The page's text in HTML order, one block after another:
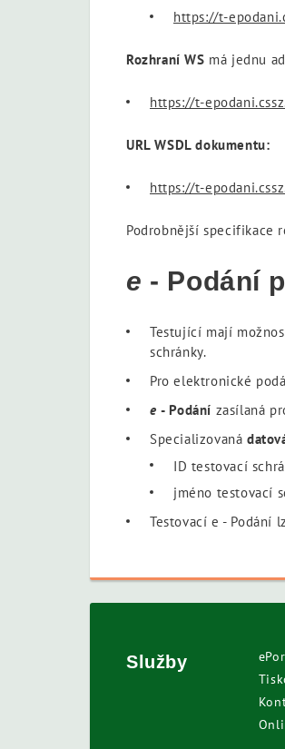
https://t-
Rozhraní WS má jednu
https://t-
URL WSDL dokumentu:
https://t-
Podrobnější specifikace
e - Podání
Testující mají
schránky.
Pro elektronické
e- Podání zasílaná
Specializovaná
ID testovací
jméno testovací
Testovací e - Podání
Služby